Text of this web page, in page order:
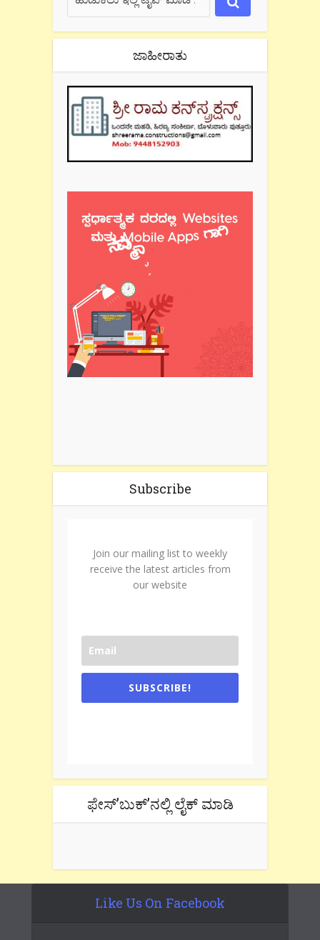
ಜಾಹೀರಾತು
Subscribe
Join our mailing list to weekly
receive the latest articles from
our website
SUBSCRIBE!
ಫೇಸ್’ಬುಕ್’ನಲ್ಲಿ ಲೈಕ್ ಮಾಡಿ
Like Us On Facebook